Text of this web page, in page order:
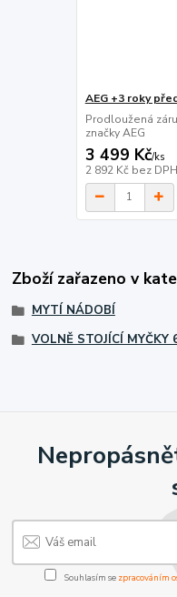
AEG +3 roky
Prodloužená
značky AEG
3 499 Kč/ks
2 892 Kč bez DPH
Zboží zařazeno v
MYTÍ NÁDOBÍ
VOLNĚ STOJÍCÍ MYČKY
Souhlasím se zpracováním